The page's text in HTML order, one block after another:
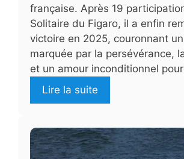
française. Après 19
Solitaire du Figaro, il a enfin
victoire en 2025, couronnant
marquée par la persévérance,
et un amour inconditionnel
Lire la suite